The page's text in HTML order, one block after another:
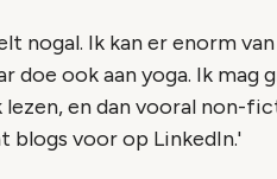
nogal. Ik kan er enorm
doe ook aan yoga. Ik
lezen, en dan vooral non-
blogs voor op LinkedIn.'